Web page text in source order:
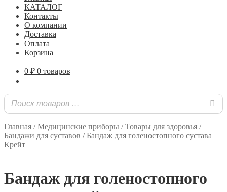
КАТАЛОГ
Контакты
О компании
Доставка
Оплата
Корзина
0 ₽ 0 товаров
Главная /Медицинские приборы /Товары для здоровья /
Бандажи для суставов /Бандаж для голеностопного сустава
Крейт
Бандаж для голеностопного